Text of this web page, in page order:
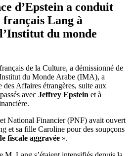
d’Epstein a conduit
Lang à
du monde
de la Culture, a démissionné de
du Monde Arabe (IMA), a
des Affaires étrangères, suite aux
avec Jeffrey Epstein et à
National Financier (PNF) avait ouvert
et sa fille Caroline pour des soupçons
fiscale aggravée ».